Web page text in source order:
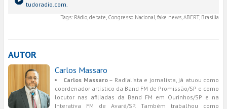
tudoradio.com.
Tags: Rádio, debate, Congresso Nacional, fake news, ABERT, Brasília
AUTOR
Carlos Massaro
Carlos Massaro– Radialista e jornalista, já atuou como
coordenador artístico da Band FM de Promissão/SP e como
locutor nas afiliadas da Band FM em Ourinhos/SP e na
Interativa FM de Avaré/SP. Também trabalhou como